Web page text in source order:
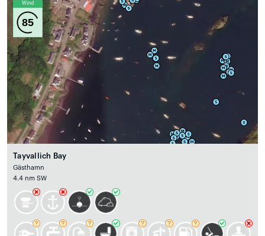
Wind
85
Tayvallich Bay
Gästhamn
4.4 nm SW